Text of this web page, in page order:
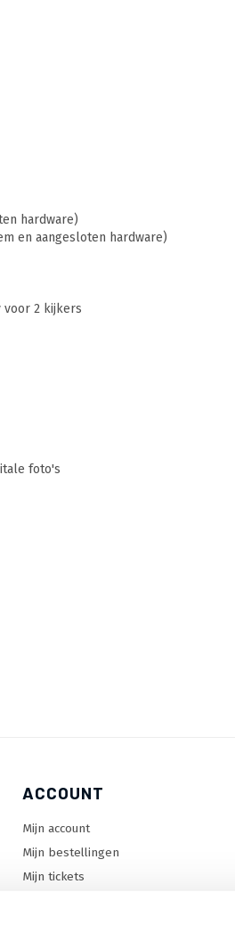
hardware)
en aangesloten hardware)
voor 2 kijkers
foto's
ACCOUNT
Mijn account
Mijn bestellingen
Mijn tickets